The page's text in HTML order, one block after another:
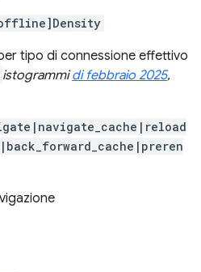
tipo di connessione effettivo
istogrammidi febbraio 2025,